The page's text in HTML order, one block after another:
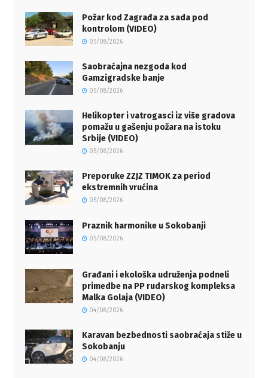
Požar kod Zagrađa za sada pod
kontrolom (VIDEO)
05/08/2026
Saobraćajna nezgoda kod
Gamzigradske banje
05/08/2026
Helikopter i vatrogasci iz više gradova
pomažu u gašenju požara na istoku
Srbije (VIDEO)
05/08/2026
Preporuke ZZJZ TIMOK za period
ekstremnih vrućina
05/08/2026
Praznik harmonike u Sokobanji
05/08/2026
Građani i ekološka udruženja podneli
primedbe na PP rudarskog kompleksa
Malka Golaja (VIDEO)
04/08/2026
Karavan bezbednosti saobraćaja stiže u
Sokobanju
04/08/2026